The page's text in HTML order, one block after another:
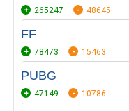
265247 48645
FF
78473 15463
PUBG
47149 10786